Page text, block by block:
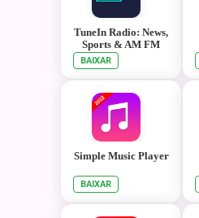
TuneIn Radio: News,
Sports & AM FM
Music Stations
BAIXAR
Simple Music Player
BAIXAR